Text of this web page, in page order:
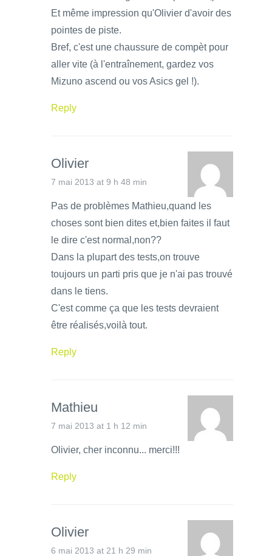
Et même impression qu'Olivier d'avoir des
pointes de piste.
Bref, c'est une chaussure de compèt pour
aller vite (à l'entraînement, gardez vos
Mizuno ascend ou vos Asics gel !).
Reply
Olivier
7 mai 2013 at 9 h 48 min
Pas de problèmes Mathieu,quand les
choses sont bien dites et,bien faites il faut
le dire c'est normal,non??
Dans la plupart des tests,on trouve
toujours un parti pris que je n'ai pas trouvé
dans le tiens.
C'est comme ça que les tests devraient
être réalisés,voilà tout.
Reply
Mathieu
7 mai 2013 at 1 h 12 min
Olivier, cher inconnu... merci!!!
Reply
Olivier
6 mai 2013 at 21 h 29 min